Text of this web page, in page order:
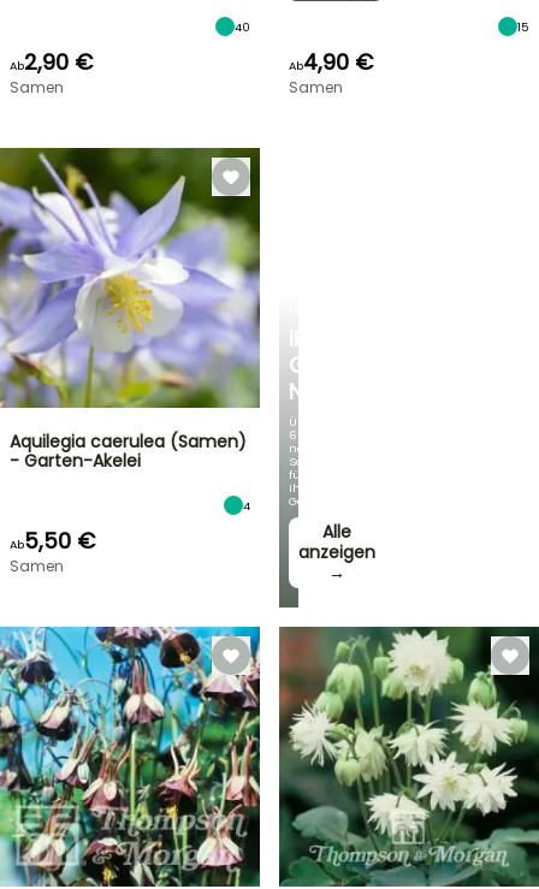
IRIS
GERMANICA
NEUHEITEN
Über
60
neue
Sorten
für
Ihren
Garten!
Alle
anzeigen
→
40
Ab2,90 €
Samen
15
Ab4,90 €
Samen
Aquilegia caerulea (Samen)
- Garten-Akelei
4
Ab5,50 €
Samen